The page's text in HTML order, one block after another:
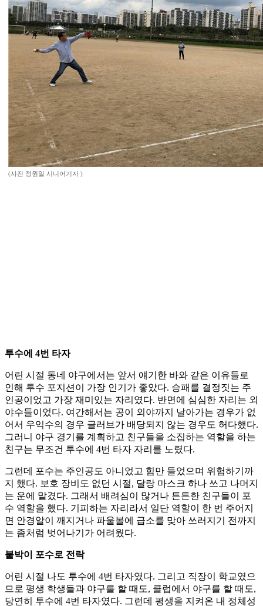
(사진 정원일 시니어기자 )
투수에 4번 타자
어린 시절 동네 야구에서는 앞서 얘기한 바와 같은 이유들로
인해 투수 포지션이 가장 인기가 좋았다. 승패를 결정짓는 주
인공이었고 가장 재미있는 자리였다. 반면에 심심한 자리는 외
야수들이었다. 여간해서는 공이 외야까지 날아가는 경우가 없
어서 우익수의 경우 글러브가 배당되지 않는 경우도 허다했다.
그러니 야구 경기를 계획하고 친구들을 소집하는 역할을 하는
친구는 무조건 투수에 4번 타자 자리를 노렸다.
그런데 포수는 주인공도 아니었고 힘만 들었으며 위험하기까
지 했다. 보호 장비도 없던 시절, 달랑 마스크 하나 쓰고 나머지
는 운에 맡겼다. 그래서 배려심이 많거나 튼튼한 친구들이 포
수 역할을 했다. 기피하는 자리라서 일단 역할이 한 번 주어지
면 안경알이 깨지거나 파울볼에 급소를 맞아 쓰러지기 전까지
는 좀처럼 벗어나기가 어려웠다.
붙박이 포수로 전락
어린 시절 나도 투수에 4번 타자였다. 그리고 직장이 학교였으
므로 평생 학생들과 야구를 할 때도, 클럽에서 야구를 할 때도,
당연히 투수에 4번 타자였다. 그런데 평생을 지켜온 내 정체성